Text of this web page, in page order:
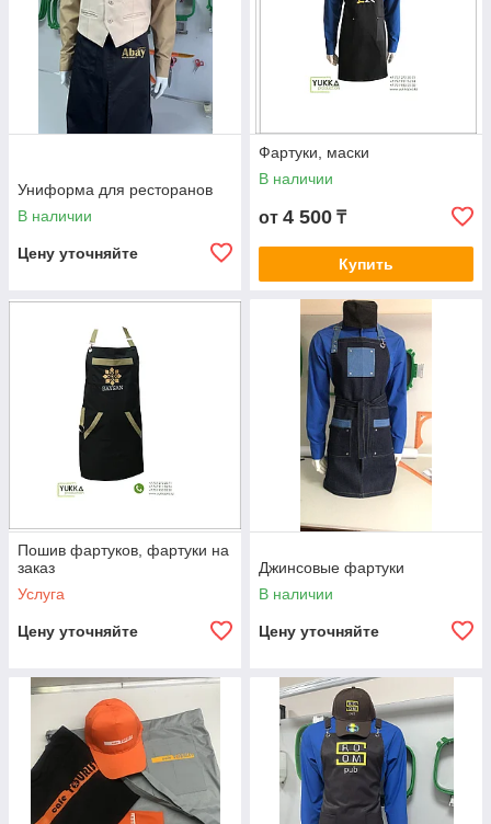
Униформа для ресторанов
В наличии
Цену уточняйте
Фартуки, маски
В наличии
от 4 500 ₸
Купить
Пошив фартуков, фартуки на
заказ
Услуга
Цену уточняйте
Джинсовые фартуки
В наличии
Цену уточняйте